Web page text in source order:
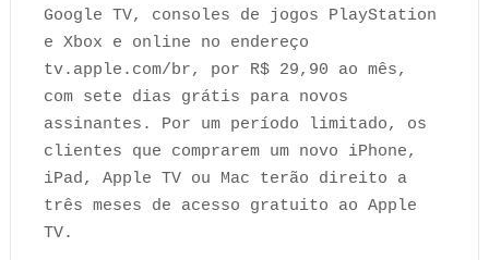
Google TV, consoles de jogos PlayStation
e Xbox e online no endereço
tv.apple.com/br, por R$ 29,90 ao mês,
com sete dias grátis para novos
assinantes. Por um período limitado, os
clientes que comprarem um novo iPhone,
iPad, Apple TV ou Mac terão direito a
três meses de acesso gratuito ao Apple
TV.